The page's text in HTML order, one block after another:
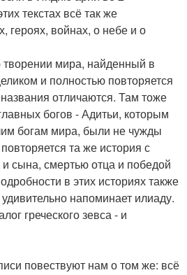
текстах всё так же
героях, войнах, о небе и о
мира, найденный в
и полностью повторяется
отличаются. Там тоже
богов - Адитьи, которым
богам мира, были не чужды
та же история с
сына, смертью отца и победой
в этих историях также
напоминает илиаду.
греческого зевса - и
повествуют нам о том же: всё